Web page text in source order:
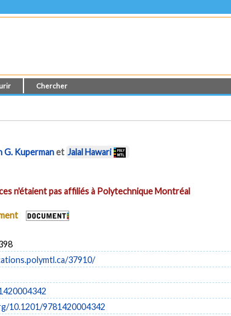
Chercher
G. Kupermanet Jalal Hawari
n'étaient pas affiliés à Polytechnique Montréal
37910/
10.1201/9781420004342